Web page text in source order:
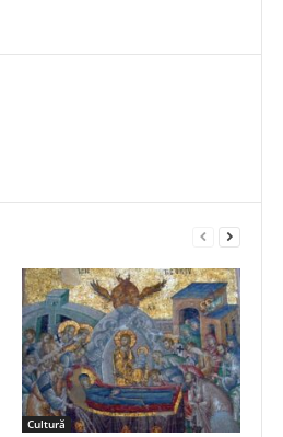
Cultură